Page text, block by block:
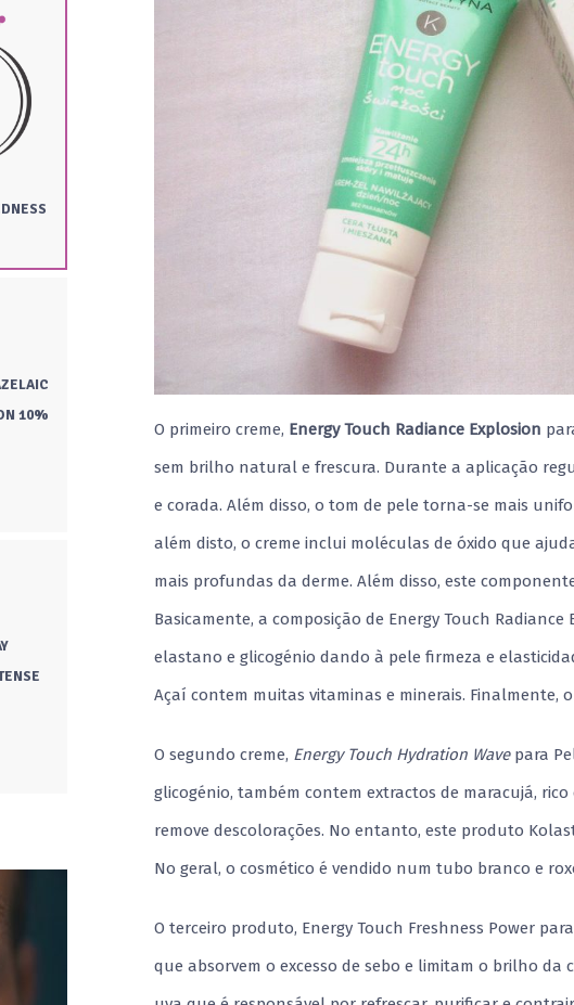
O primeiro creme, Energy Touch Radiance Explosion
sem brilho natural e frescura. Durante a aplicação
e corada. Além disso, o tom de pele torna-se mais
além disto, o creme inclui moléculas de óxido que
mais profundas da derme. Além disso, este
Basicamente, a composição de Energy Touch
elastano e glicogénio dando à pele firmeza e
Açaí contem muitas vitaminas e minerais. Finalmente,
O segundo creme, Energy Touch Hydration Wavepara
glicogénio, também contem extractos de maracujá,
remove descolorações. No entanto, este produto
No geral, o cosmético é vendido num tubo branco e
O terceiro produto, Energy Touch Freshness Power
que absorvem o excesso de sebo e limitam o brilho da
10%